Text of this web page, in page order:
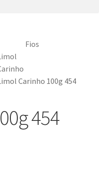
Fios
Carinho 100g 454
454